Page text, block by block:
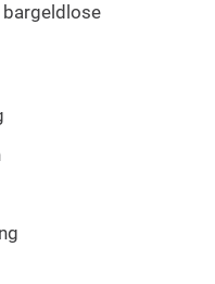
bargeldlose